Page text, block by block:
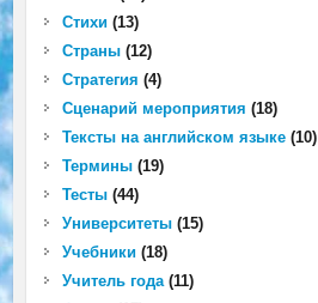
Стихи(13)
Страны(12)
Стратегия (4)
Сценарий мероприятия (18)
Тексты на английском языке(10)
Термины(19)
Тесты(44)
Университеты(15)
Учебники(18)
Учитель года(11)